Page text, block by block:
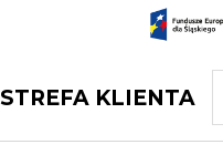
STREFA KLIENTA